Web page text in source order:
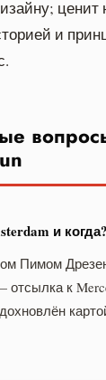
и
и когда?
Пимом
к